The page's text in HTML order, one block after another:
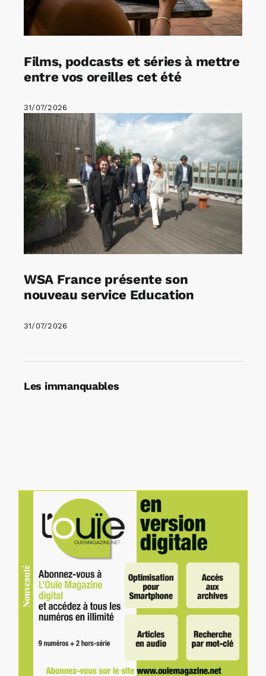
Films, podcasts et séries à mettre
entre vos oreilles cet été
31/07/2026
WSA France présente son
nouveau service Education
31/07/2026
Les immanquables